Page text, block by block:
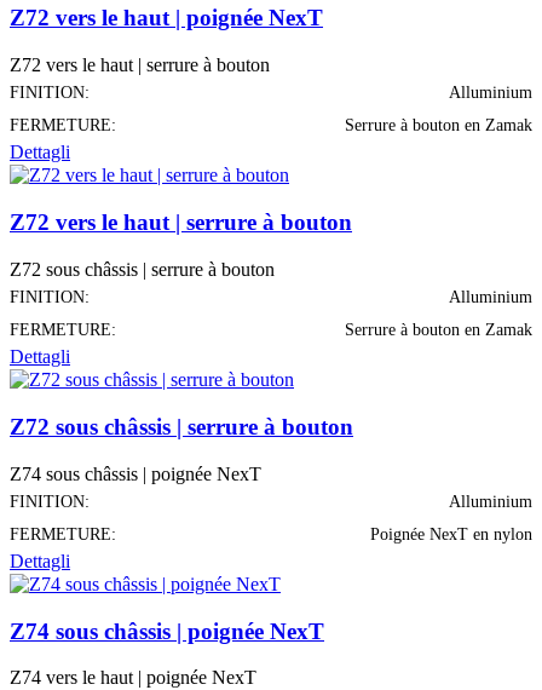
Z72 vers le haut | poignée NexT
Z72 vers le haut | serrure à bouton
FINITION:
Alluminium
FERMETURE:
Serrure à bouton en Zamak
Dettagli
Z72 vers le haut | serrure à bouton
Z72 sous châssis | serrure à bouton
FINITION:
Alluminium
FERMETURE:
Serrure à bouton en Zamak
Dettagli
Z72 sous châssis | serrure à bouton
Z74 sous châssis | poignée NexT
FINITION:
Alluminium
FERMETURE:
Poignée NexT en nylon
Dettagli
Z74 sous châssis | poignée NexT
Z74 vers le haut | poignée NexT